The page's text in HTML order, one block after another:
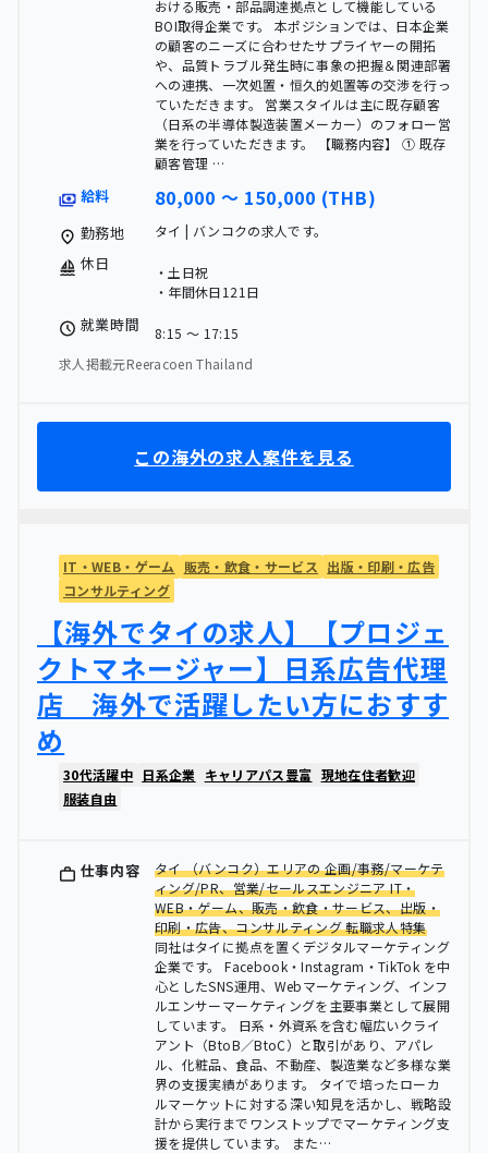
おける販売・部品調達拠点として機能している
BOI取得企業です。 本ポジションでは、日本企業
の顧客のニーズに合わせたサプライヤーの開拓
や、品質トラブル発生時に事象の把握＆関連部署
への連携、一次処置・恒久的処置等の交渉を行っ
ていただきます。 営業スタイルは主に既存顧客
（日系の半導体製造装置メーカー）のフォロー営
業を行っていただきます。 【職務内容】 ① 既存
顧客管理 …
給料 80,000 〜 150,000 (THB)
勤務地 タイ | バンコクの求人です。
休日
・土日祝
・年間休日121日
就業時間
8:15 〜 17:15
求人掲載元Reeracoen Thailand
この海外の求人案件を見る
IT・WEB・ゲーム 販売・飲食・サービス 出版・印刷・広告
コンサルティング
【海外でタイの求人】【プロジェ
クトマネージャー】日系広告代理
店 海外で活躍したい方におすす
め
30代活躍中 日系企業 キャリアパス豊富 現地在住者歓迎
服装自由
仕事内容
タイ （バンコク）エリアの 企画/事務/マーケテ
ィング/PR、営業/セールスエンジニア IT・
WEB・ゲーム、販売・飲食・サービス、出版・
印刷・広告、コンサルティング 転職求人特集
同社はタイに拠点を置くデジタルマーケティング
企業です。 Facebook・Instagram・TikTok を中
心としたSNS運用、Webマーケティング、インフ
ルエンサーマーケティングを主要事業として展開
しています。 日系・外資系を含む幅広いクライ
アント（BtoB／BtoC）と取引があり、アパレ
ル、化粧品、食品、不動産、製造業など多様な業
界の支援実績があります。 タイで培ったローカ
ルマーケットに対する深い知見を活かし、戦略設
計から実行までワンストップでマーケティング支
援を提供しています。 また…